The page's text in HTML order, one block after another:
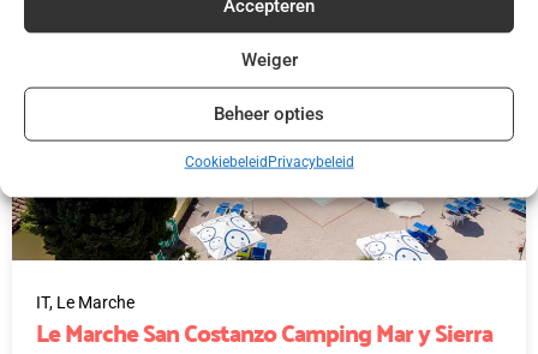
Accepteren
Weiger
Beheer opties
CookiebeleidPrivacybeleid
IT, Le Marche
Le Marche San Costanzo Camping Mar y Sierra